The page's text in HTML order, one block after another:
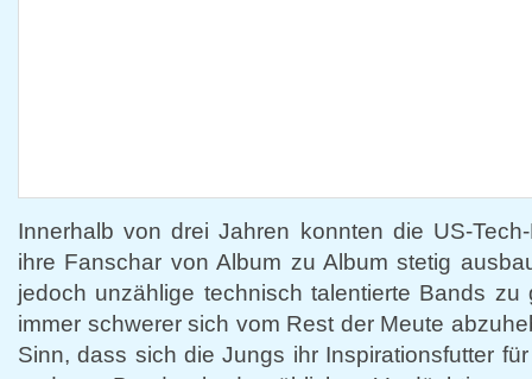
Innerhalb von drei Jahren konnten die US-
ihre Fanschar von Album zu Album stetig
jedoch unzählige technisch talentierte Bands
immer schwerer sich vom Rest der Meute
Sinn, dass sich die Jungs ihr Inspirationsfutter